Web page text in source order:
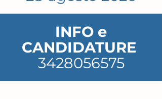
INFO e
CANDIDATURE
3428056575